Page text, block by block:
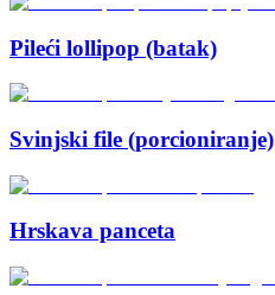
Pileći lollipop (batak)
Svinjski file (porcioniranje)
Hrskava panceta